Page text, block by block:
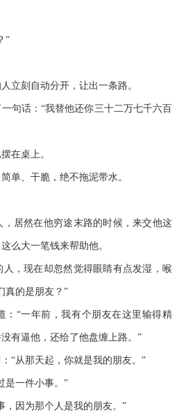
”
刻自动分开，让出一条路。
话：“我替他还你三十二万七千六百
在桌上。
、干脆，绝不拖泥带水。
居然在他穷途末路的时候，来交他这
么大一笔钱来帮助他。
，现在却忽然觉得眼睛有点发湿，喉
真的是朋友？”
“一年前，我有个朋友在这里输得精
有逼他，还给了他盘缠上路。”
从那天起，你就是我的朋友。”
一件小事。”
因为那个人是我的朋友。”